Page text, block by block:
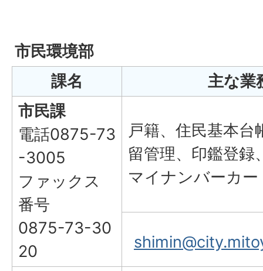
市民環境部
課名
主な業
市民課
電話0875-73
-3005
ファックス
番号
0875-73-30
20
戸籍、住民基本台
留管理、印鑑登録
マイナンバーカー